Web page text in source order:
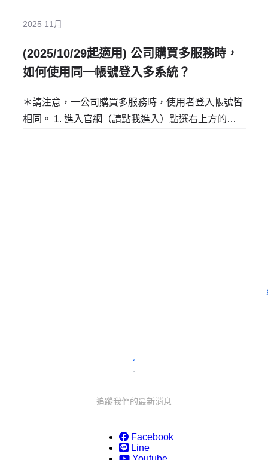
2025 11月
(2025/10/29起適用) 公司購買多服務時，
如何使用同一帳號登入多系統？
＊請注意，一公司購買多服務時，使用者登入帳號皆
相同。 1. 進入官網（請點我進入）點選右上方的
追蹤我們的最新消息
Facebook
Line